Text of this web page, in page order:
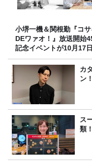
小堺一機＆関根勤『コ
DEワァオ！』放送開始
記念イベントが10月17日
（土）に開催決定！本
FC先行受付スタート！
カ
ン！
ス
類